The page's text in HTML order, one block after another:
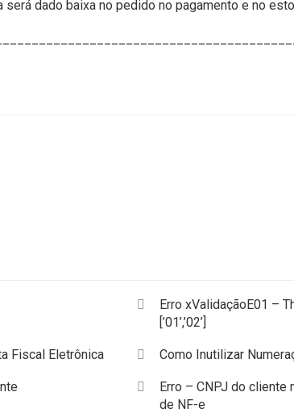
dado baixa no pedido no pagamento e no
Erro xValidaçãoE01 –
[’01’,’02’]
Fiscal Eletrônica Como Inutilizar
Erro – CNPJ do cliente
de NF-e